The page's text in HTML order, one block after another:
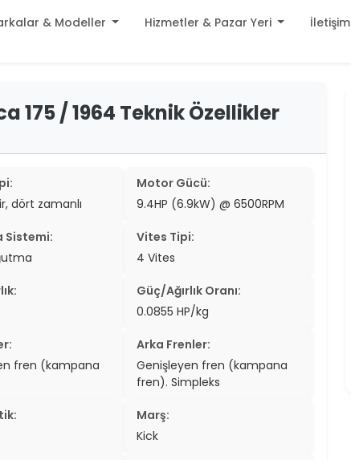
& Modeller Hizmetler & Pazar Yeri
settings
İletişim
175 / 1964 Teknik Özellikler
dört zamanlı
Motor Gücü:
9.4HP (6.9kW) @ 6500RPM
Sistemi:
Vites Tipi:
4 Vites
Güç/Ağırlık Oranı:
0.0855 HP/kg
fren (kampana
Arka Frenler:
Genişleyen fren (kampana
fren). Simpleks
Marş:
Kick